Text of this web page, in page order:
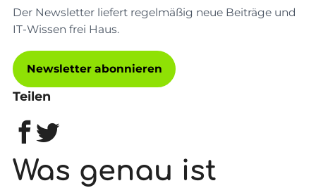
Der Newsletter liefert regelmäßig neue Beiträge und
IT-Wissen frei Haus.
Newsletter abonnieren
Teilen
Was genau ist